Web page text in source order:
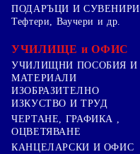
ПОДАРЪЦИ И СУВЕНИРИ
Тефтери, Ваучери и др.
УЧИЛИЩЕ и ОФИС
УЧИЛИЩНИ ПОСОБИЯ И
МАТЕРИАЛИ
ИЗОБРАЗИТЕЛНО
ИЗКУСТВО И ТРУД
ЧЕРТАНЕ, ГРАФИКА ,
ОЦВЕТЯВАНЕ
КАНЦЕЛАРСКИ И ОФИС